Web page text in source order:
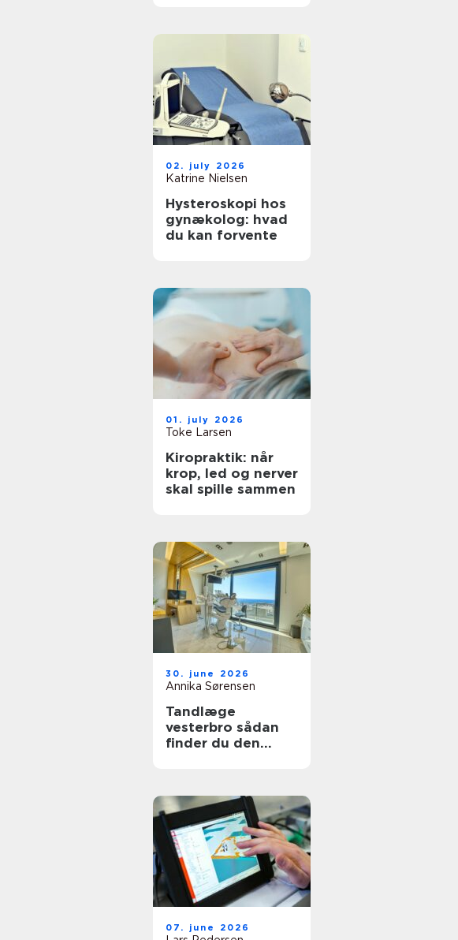
02. july 2026
Katrine Nielsen
Hysteroskopi hos
gynækolog: hvad
du kan forvente
01. july 2026
Toke Larsen
Kiropraktik: når
krop, led og nerver
skal spille sammen
30. june 2026
Annika Sørensen
Tandlæge
vesterbro sådan
finder du den
07. june 2026